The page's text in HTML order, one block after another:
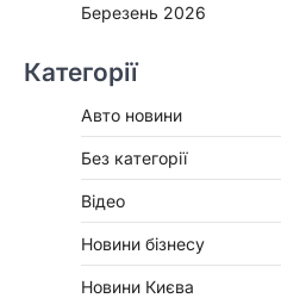
Березень 2026
Категорії
Авто новини
Без категорії
Відео
Новини бізнесу
Новини Києва